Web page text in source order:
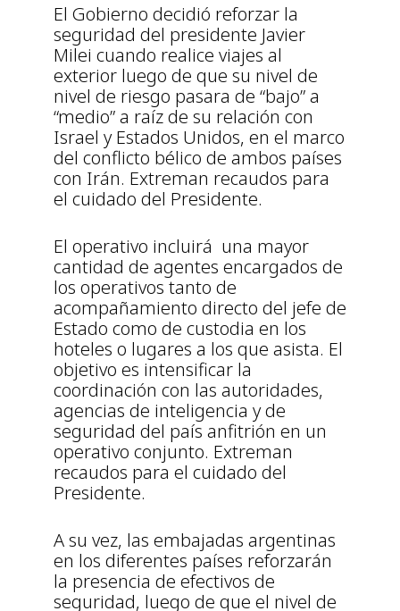
El Gobierno decidió reforzar la
seguridad del presidente Javier
Milei cuando realice viajes al
exterior luego de que su nivel de
nivel de riesgo pasara de “bajo” a
“medio” a raíz de su relación con
Israel y Estados Unidos, en el marco
del conflicto bélico de ambos países
con Irán. Extreman recaudos para
el cuidado del Presidente.
El operativo incluirá una mayor
cantidad de agentes encargados de
los operativos tanto de
acompañamiento directo del jefe de
Estado como de custodia en los
hoteles o lugares a los que asista. El
objetivo es intensificar la
coordinación con las autoridades,
agencias de inteligencia y de
seguridad del país anfitrión en un
operativo conjunto. Extreman
recaudos para el cuidado del
Presidente.
A su vez, las embajadas argentinas
en los diferentes países reforzarán
la presencia de efectivos de
seguridad, luego de que el nivel de